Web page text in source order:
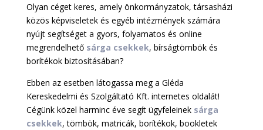
Olyan céget keres, amely önkormányzatok, társasházi
közös képviseletek és egyéb intézmények számára
nyújt segítséget a gyors, folyamatos és online
megrendelhető sárga csekkek, bírságtömbök és
borítékok biztosításában?
Ebben az esetben látogassa meg a Gléda
Kereskedelmi és Szolgáltató Kft. internetes oldalát!
Cégünk közel harminc éve segít ügyfeleinek sárga
csekkek, tömbök, matricák, borítékok, bookletek